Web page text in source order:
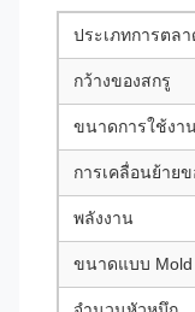
ประเภทการตลา
กว้างของสกรู
ขนาดการใช้งา
การเคลื่อนย้าย
พลังงาน
ขนาดแบบ Mold